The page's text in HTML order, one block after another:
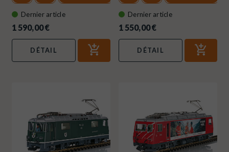
Dernier article
1 590,00 €
DÉTAIL
Dernier article
1 550,00 €
DÉTAIL